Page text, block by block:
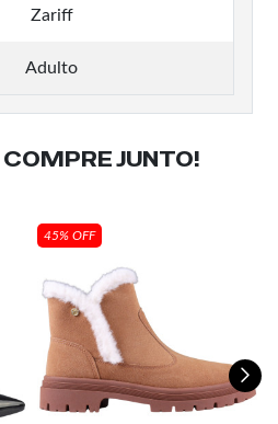
Zariff
Adulto
COMPRE JUNTO!
45% OFF